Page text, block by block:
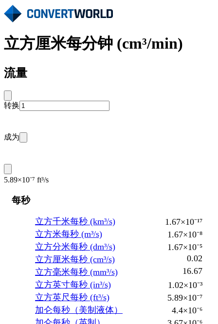
立方厘米每分钟 (cm³/min)
流量
转换
成为
5.89×10⁻⁷ ft³/s
每秒
立方千米每秒 (km³/s)
1.67×10⁻¹⁷
立方米每秒 (m³/s)
1.67×10⁻⁸
立方分米每秒 (dm³/s)
1.67×10⁻⁵
立方厘米每秒 (cm³/s)
0.02
立方毫米每秒 (mm³/s)
16.67
立方英寸每秒 (in³/s)
1.02×10⁻³
立方英尺每秒 (ft³/s)
5.89×10⁻⁷
加仑每秒（美制液体）
4.4×10⁻⁶